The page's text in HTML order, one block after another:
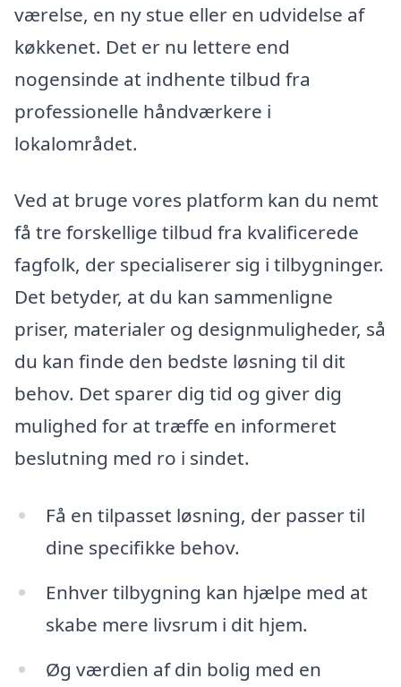
værelse, en ny stue eller en udvidelse af
køkkenet. Det er nu lettere end
nogensinde at indhente tilbud fra
professionelle håndværkere i
lokalområdet.
Ved at bruge vores platform kan du nemt
få tre forskellige tilbud fra kvalificerede
fagfolk, der specialiserer sig i tilbygninger.
Det betyder, at du kan sammenligne
priser, materialer og designmuligheder, så
du kan finde den bedste løsning til dit
behov. Det sparer dig tid og giver dig
mulighed for at træffe en informeret
beslutning med ro i sindet.
Få en tilpasset løsning, der passer til
dine specifikke behov.
Enhver tilbygning kan hjælpe med at
skabe mere livsrum i dit hjem.
Øg værdien af din bolig med en